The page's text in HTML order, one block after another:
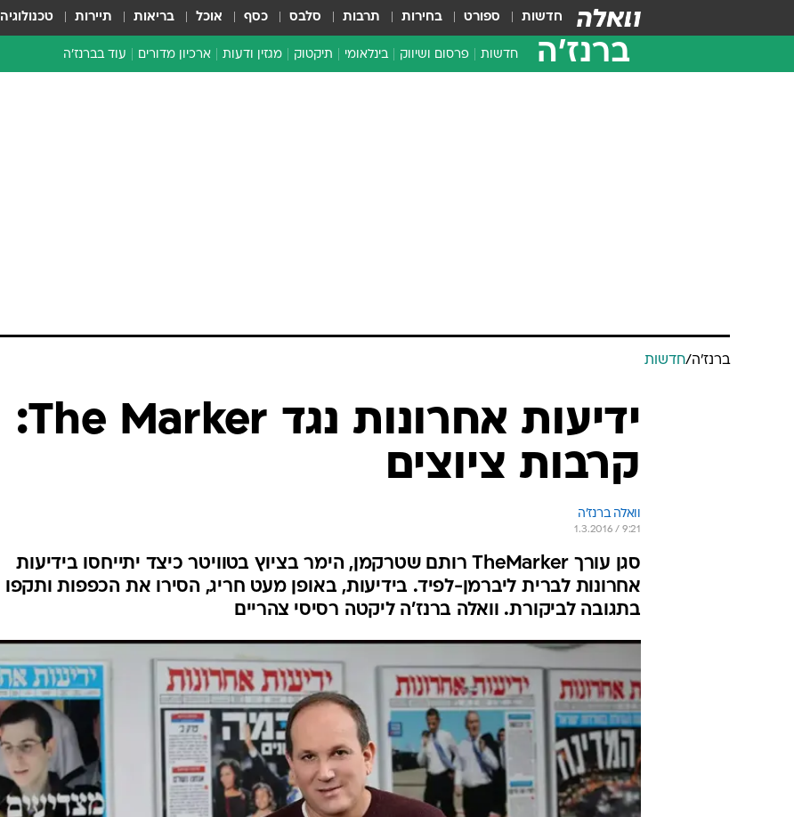
חדשות ספורט בחירות תרבות סלבס כסף אוכל בריאות תיירות טכנולוגיה
ברנז'ה חדשות פרסום ושיווק בינלאומי תיקטוק מגזין ודעות ארכיון מדורים עוד בברנז'ה
ברנז'ה/חדשות
ידיעות אחרונות נגד The Marker:
קרבות ציוצים
וואלה ברנז'ה
1.3.2016 / 9:21
סגן עורך TheMarker רותם שטרקמן, הימר בציוץ בטוויטר כיצד יתייחסו בידיעות
אחרונות לברית ליברמן-לפיד. בידיעות, באופן מעט חריג, הסירו את הכפפות ותקפו
בתגובה לביקורת. וואלה ברנז'ה ליקטה רסיסי צהריים